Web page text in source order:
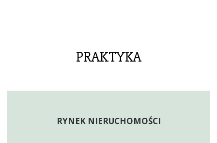
PRAKTYKA
RYNEK NIERUCHOMOŚCI